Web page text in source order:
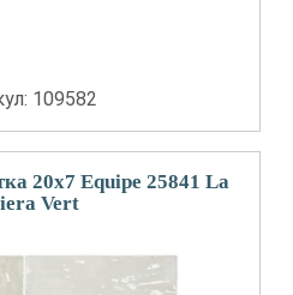
109582
20x7 Equipe 25841 La
Vert